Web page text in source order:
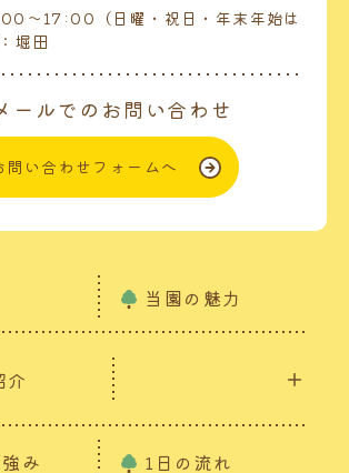
～17:00（日曜・祝日・年末年始は
堀田
ールでのお問い合わせ
問い合わせフォームへ
当園の魅力
介
み 1日の流れ